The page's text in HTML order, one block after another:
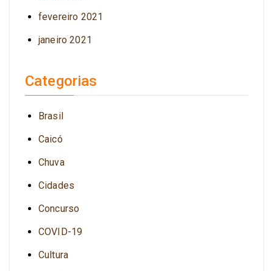
fevereiro 2021
janeiro 2021
Categorias
Brasil
Caicó
Chuva
Cidades
Concurso
COVID-19
Cultura